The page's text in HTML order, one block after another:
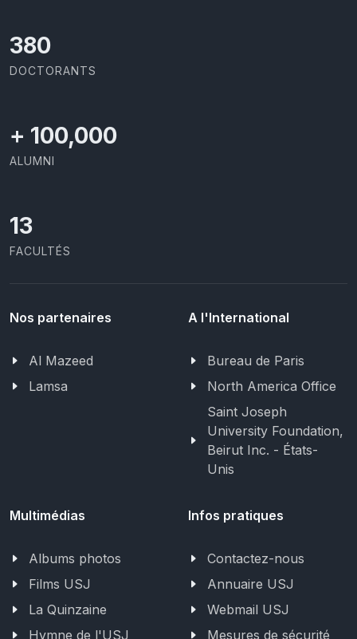
426
DOCTORANTS
+ 100,000
ALUMNI
13
FACULTÉS
Nos partenaires
Al Mazeed
Lamsa
A l'International
Bureau de Paris
North America Office
Saint Joseph
University Foundation,
Beirut Inc. - États-
Unis
Multimédias
Albums photos
Films USJ
La Quinzaine
Hymne de l'USJ
Infos pratiques
Contactez-nous
Annuaire USJ
Webmail USJ
Mesures de sécurité